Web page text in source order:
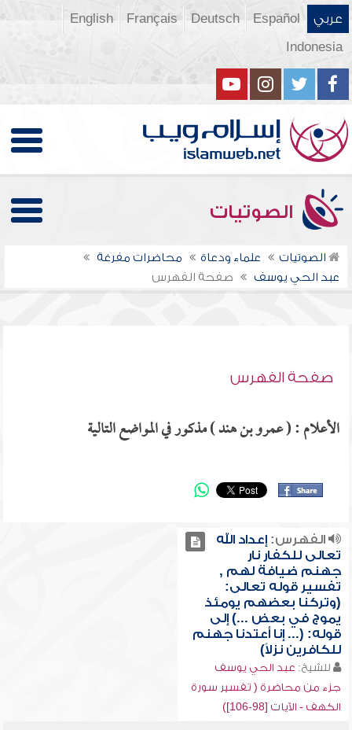
عربي Español
Deutsch
Français
English
Indonesia
الصوتيات
الصوتيات علماء ودعاة
محاضرات مفرغة
عبد الحي يوسف
صفحة الفهرس
صفحة الفهرس
الأعلام : ( عمرو بن هند ) مذكور في المواضع التالية
الفهرس:إعداد الله
تعالى للكفار نار
جهنم ضيافة لهم ,
تفسير قوله تعالى:
(وتركنا بعضهم يومئذ
يموج في بعض ...) إلى
قوله: (... إنا أعتدنا جهنم
للكافرين نزلاً)
للشيخ: عبد الحي يوسف
جزء من محاضرة ( تفسير سورة
الكهف - الآيات [98-106])